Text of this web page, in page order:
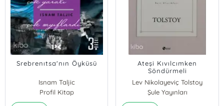
Srebrenıtsa'nın Öyküsü
Isnam Taljic
Profil Kitap
Ateşi Kıvılcımken
Söndürmeli
Lev Nikolayeviç Tolstoy
Şule Yayınları